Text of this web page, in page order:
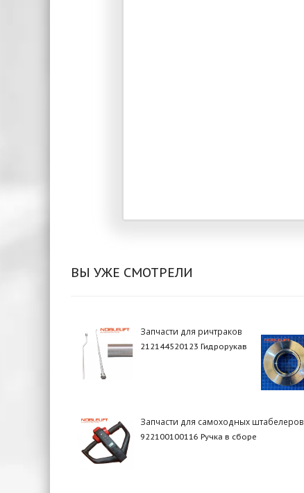
ВЫ УЖЕ СМОТРЕЛИ
Запчасти для ричтраков
212144520123 Гидрорукав
Запчасти для самоходных штабелеров
922100100116 Ручка в сборе